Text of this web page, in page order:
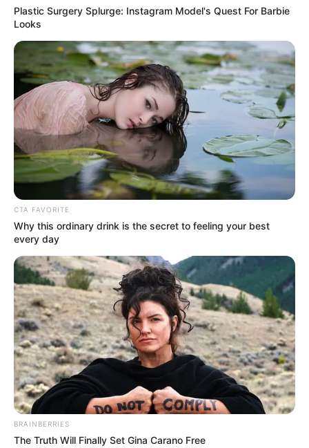
Plastic Surgery Splurge: Instagram Model's Quest For Barbie
Looks
CTA FAVORITE
Why this ordinary drink is the secret to feeling your best
every day
BRAINBERRIES
The Truth Will Finally Set Gina Carano Free